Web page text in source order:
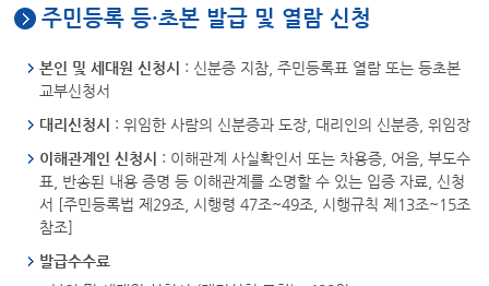
주민등록 등·초본 발급 및 열람 신청
본인 및 세대원 신청시 : 신분증 지참, 주민등록표 열람 또는 등초본
교부신청서
대리신청시 : 위임한 사람의 신분증과 도장, 대리인의 신분증, 위임장
이해관계인 신청시 : 이해관계 사실확인서 또는 차용증, 어음, 부도수
표, 반송된 내용 증명 등 이해관계를 소명할 수 있는 입증 자료, 신청
서 [주민등록법 제29조, 시행령 47조~49조, 시행규칙 제13조~15조
참조]
발급수수료